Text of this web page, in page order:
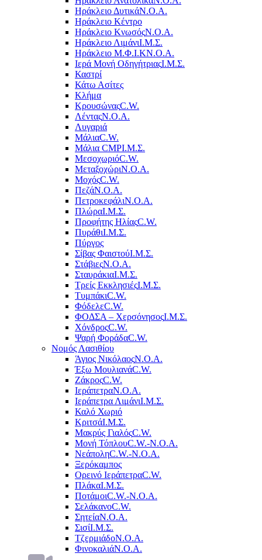
Ηράκλειο ΔυτικάΝ.Ο.Α.
Ηράκλειο Κέντρο
Ηράκλειο ΚνωσόςΝ.Ο.Α.
Ηράκλειο ΛιμάνιΙ.Μ.Σ.
Ηράκλειο Μ.Φ.Ι.ΚΝ.Ο.Α.
Ιερά Μονή ΟδηγήτριαςΙ.Μ.Σ.
Καστρί
Κάτω Ασίτες
Κλήμα
ΚρουσώναςC.W.
ΛένταςΝ.Ο.Α.
Λυγαριά
ΜάλιαC.W.
Μάλια CMPΙ.Μ.Σ.
ΜεσοχωριόC.W.
ΜεταξοχώριΝ.Ο.Α.
ΜοχόςC.W.
ΠεζάΝ.Ο.Α.
ΠετροκεφάλιΝ.Ο.Α.
ΠλώραΙ.Μ.Σ.
Προφήτης ΗλίαςC.W.
ΠυράθιΙ.Μ.Σ.
Πύργος
Σίβας ΦαιστούΙ.Μ.Σ.
ΣτάβιεςΝ.Ο.Α.
ΣταυράκιαΙ.Μ.Σ.
Τρείς ΕκκλησιέςΙ.Μ.Σ.
ΤυμπάκιC.W.
ΦόδελεC.W.
ΦΟΔΣΑ – ΧερσόνησοςΙ.Μ.Σ.
ΧόνδροςC.W.
Ψαρή ΦοράδαC.W.
Νομός Λασιθίου
Άγιος ΝικόλαοςΝ.Ο.Α.
Έξω ΜουλιανάC.W.
ΖάκροςC.W.
ΙεράπετραΝ.Ο.Α.
Ιεράπετρα ΛιμάνιΙ.Μ.Σ.
Καλό Χωριό
ΚριτσάΙ.Μ.Σ.
Μακρύς ΓιαλόςC.W.
Μονή ΤόπλουC.W.-Ν.Ο.Α.
ΝεάποληC.W.-Ν.Ο.Α.
Ξερόκαμπος
Ορεινό ΙεράπετραC.W.
ΠλάκαΙ.Μ.Σ.
ΠοτάμοιC.W.-Ν.Ο.Α.
ΣελάκανοC.W.
ΣητείαΝ.Ο.Α.
ΣισίΙ.Μ.Σ.
ΤζερμιάδοΝ.Ο.Α.
ΦινοκαλιάΝ.Ο.Α.